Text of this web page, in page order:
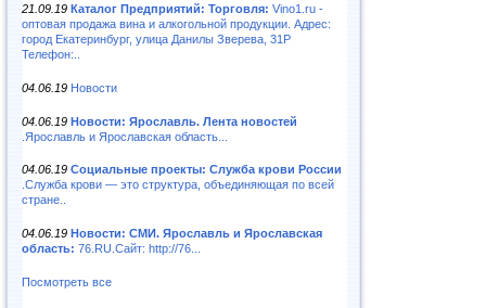
21.09.19 Каталог Предприятий: Торговля: Vino1.ru -
оптовая продажа вина и алкогольной продукции. Адрес:
город Екатеринбург, улица Данилы Зверева, 31Р
Телефон:..
04.06.19 Новости
04.06.19 Новости: Ярославль. Лента новостей
.Ярославль и Ярославская область...
04.06.19 Социальные проекты: Служба крови России
.Служба крови — это структура, объединяющая по всей
стране..
04.06.19 Новости: СМИ. Ярославль и Ярославская
область: 76.RU.Сайт: http://76...
Посмотреть все